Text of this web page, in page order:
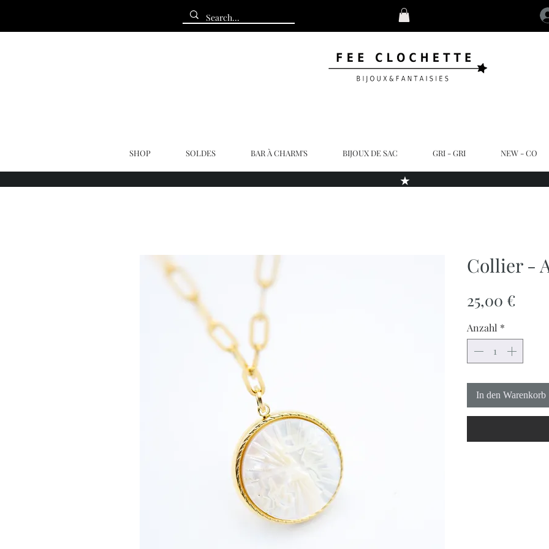
SHOP SOLDES BAR À CHARM'S BIJOUX DE SAC GRI - GRI NEW - CO
Collier -
25,00 €
Anzahl *
In den Warenkorb
★